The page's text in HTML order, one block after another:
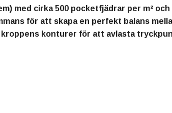
med cirka500 pocketfjädrar per m² och
för att skapa en perfekt balans
konturer för att avlasta